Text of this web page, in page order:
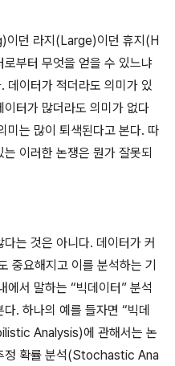
이던 라지(Large)이던 휴지(H
부터 무엇을 얻을 수 있느냐
데이터가 적더라도 의미가 있
터가 많더라도 의미가 없다
미는 많이 퇴색된다고 본다. 따
이러한 논쟁은 뭔가 잘못되
는 것은 아니다. 데이터가 커
중요해지고 이를 분석하는 기
에서 말하는 “빅데이터” 분석
. 하나의 예를 들자면 “빅데
Analysis)에 관해서는 논
정 확률 분석(Stochastic Ana